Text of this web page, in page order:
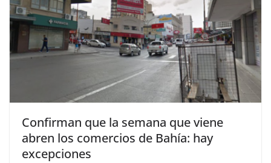
Confirman que la semana que viene
abren los comercios de Bahía: hay
excepciones